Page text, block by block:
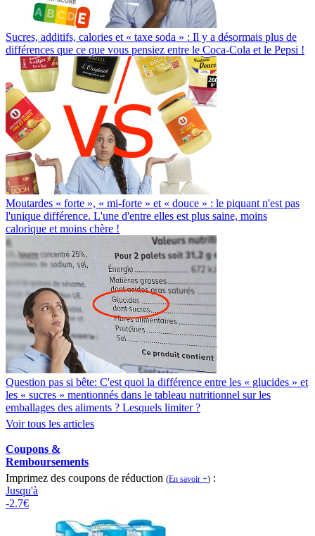
Sucres, additifs, calories et « taxe soda » : Il y a désormais plus de
différences que ce que vous pensiez entre le Coca-Cola et le Pepsi !
Moutardes « forte », « mi-forte » et « douce » : le piquant n'est pas
l'unique différence. L'une d'entre elles est plus saine, moins
calorique et moins chère !
Question pas si bête: C'est quoi la différence entre les « glucides » et
les « sucres » mentionnés dans le tableau nutritionnel sur les
emballages des aliments ? Lesquels limiter ?
Voir tous les articles
Coupons &
Remboursements
Imprimez des coupons de réduction (En savoir +) :
Jusqu'à
-2.7€